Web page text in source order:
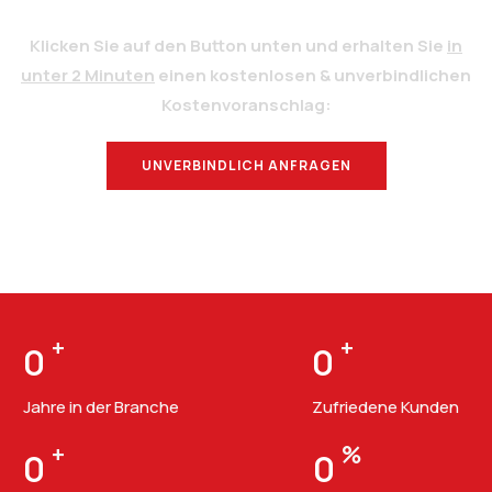
Klicken Sie auf den Button unten und erhalten Sie in
unter 2 Minuten einen kostenlosen & unverbindlichen
Kostenvoranschlag:
UNVERBINDLICH ANFRAGEN
0 +
Jahre in der Branche
0 +
Zufriedene Kunden
0 + 0 %